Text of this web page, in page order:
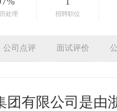
处理 招聘职位
公司点评 面试评价
团有限公司是由